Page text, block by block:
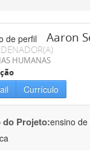
Aaron
HUMANAS
Currículo
do Projeto:ensino